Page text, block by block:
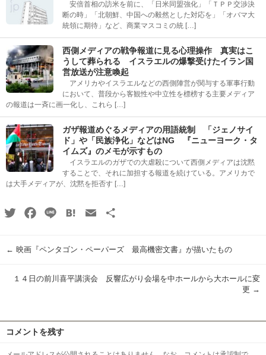
安倍首相の訪米を前に、「日米同盟強化」「ＴＰＰ交渉決
断の時」「北朝鮮、中国への毅然とした対応を」「オバマ大
統領に期待」など、商業マスコミの統 […]
西側メディアの戦争報道に見る心理操作 真実はこ
うして葬られる イスラエルの爆撃受けたイラン国
営放送が注意喚起
アメリカやイスラエルなどの西側陣営が関与する軍事行動
において、普段から客観性や中立性を標榜する主要メディア
の報道は一斉に画一化し、これら […]
ガザ報道めぐるメディアの用語統制 「ジェノサイ
ド」や「民族浄化」などはNG 『ニューヨーク・タ
イムズ』のメモが示すもの
イスラエルのガザでの大虐殺について西側メディアは沈黙
することで、それに加担する報道を続けている。アメリカで
は大手メディアが、沈黙を拒否す […]
TwitterFacebook
Line HatenaEmail
← 映画『ペンタゴン・ペーパーズ 最高機密文書』が描いたもの
１４日の前川喜平講演会 反響広がり会場を中ホールから大ホールに変
更 →
コメントを残す